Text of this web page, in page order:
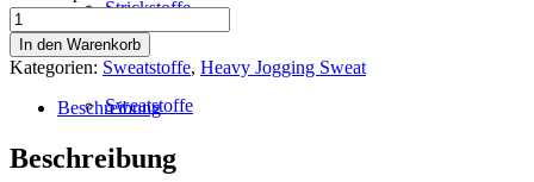
Strickstoffe
Sweatstoffe
Heavy
Jogging
Sweat,
Ocker
Menge
In den Warenkorb
Kategorien: Sweatstoffe, Heavy Jogging Sweat
Beschreibung
Beschreibung